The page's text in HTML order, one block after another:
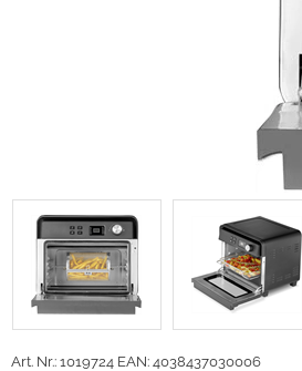
Art. Nr.: 1019724 EAN: 4038437030006